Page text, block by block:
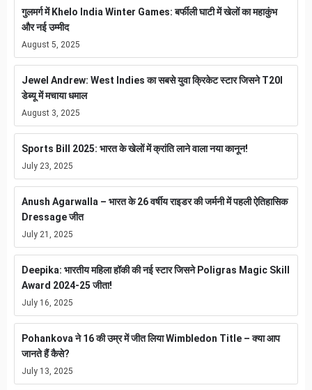
गुलमर्ग में Khelo India Winter Games: बर्फीली घाटी में खेलों का महाकुंभ
और नई उम्मीद
August 5, 2025
Jewel Andrew: West Indies का सबसे युवा क्रिकेट स्टार जिसने T20I
डेब्यू में मचाया धमाल
August 3, 2025
Sports Bill 2025: भारत के खेलों में क्रांति लाने वाला नया कानून!
July 23, 2025
Anush Agarwalla – भारत के 26 वर्षीय राइडर की जर्मनी में पहली ऐतिहासिक
Dressage जीत
July 21, 2025
Deepika: भारतीय महिला हॉकी की नई स्टार जिसने Poligras Magic Skill
Award 2024-25 जीता!
July 16, 2025
Pohankova ने 16 की उम्र में जीत लिया Wimbledon Title – क्या आप
जानते हैं कैसे?
July 13, 2025